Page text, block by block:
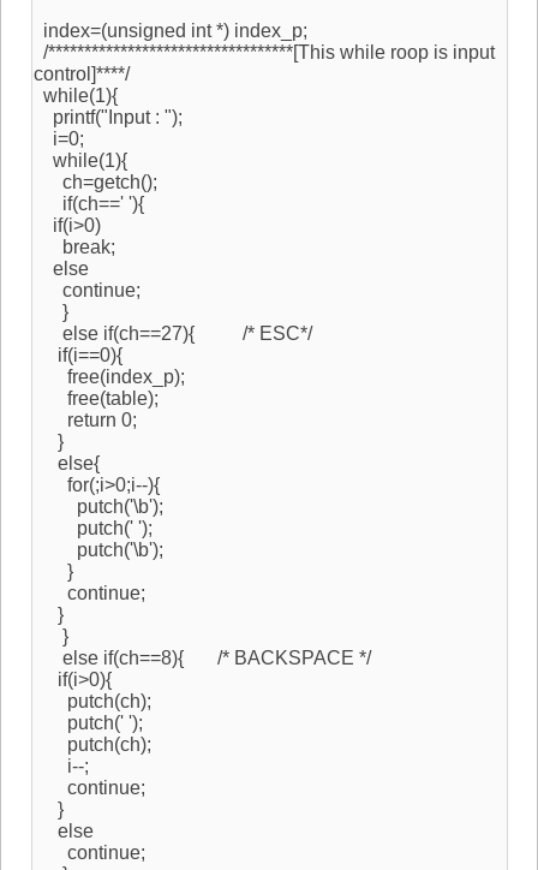
index=(unsigned int *) index_p;
/**********************************[This while roop is input
control]****/
while(1){
printf("Input : ");
i=0;
while(1){
ch=getch();
if(ch==' '){
if(i>0)
break;
else
continue;
}
else if(ch==27){ /* ESC*/
if(i==0){
free(index_p);
free(table);
return 0;
}
else{
for(;i>0;i--){
putch('\b');
putch(' ');
putch('\b');
}
continue;
}
}
else if(ch==8){ /* BACKSPACE */
if(i>0){
putch(ch);
putch(' ');
putch(ch);
i--;
continue;
}
else
continue;